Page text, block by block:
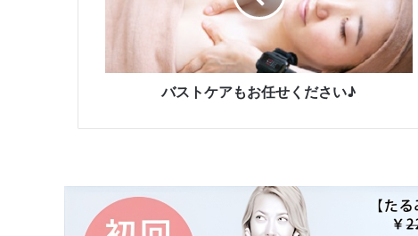
せ
さ
バストケアもお任せください♪